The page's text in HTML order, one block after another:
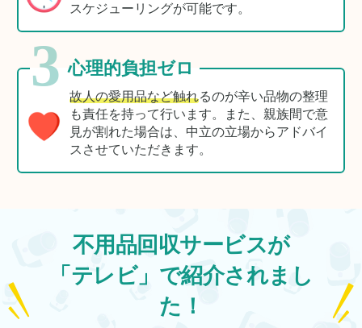
スケジューリングが可能です。
3 心理的負担ゼロ
故人の愛用品など触れるのが辛い品物の整理
も責任を持って行います。また、親族間で意
見が割れた場合は、中立の立場からアドバイ
スさせていただきます。
不用品回収サービスが
「テレビ」で紹介されまし
た！